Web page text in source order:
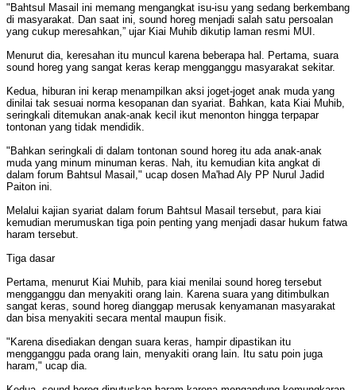
"Bahtsul Masail ini memang mengangkat isu-isu yang sedang berkembang
di masyarakat. Dan saat ini, sound horeg menjadi salah satu persoalan
yang cukup meresahkan,” ujar Kiai Muhib dikutip laman resmi MUI.
Menurut dia, keresahan itu muncul karena beberapa hal. Pertama, suara
sound horeg yang sangat keras kerap mengganggu masyarakat sekitar.
Kedua, hiburan ini kerap menampilkan aksi joget-joget anak muda yang
dinilai tak sesuai norma kesopanan dan syariat. Bahkan, kata Kiai Muhib,
seringkali ditemukan anak-anak kecil ikut menonton hingga terpapar
tontonan yang tidak mendidik.
"Bahkan seringkali di dalam tontonan sound horeg itu ada anak-anak
muda yang minum minuman keras. Nah, itu kemudian kita angkat di
dalam forum Bahtsul Masail," ucap dosen Ma'had Aly PP Nurul Jadid
Paiton ini.
Melalui kajian syariat dalam forum Bahtsul Masail tersebut, para kiai
kemudian merumuskan tiga poin penting yang menjadi dasar hukum fatwa
haram tersebut.
Tiga dasar
Pertama, menurut Kiai Muhib, para kiai menilai sound horeg tersebut
mengganggu dan menyakiti orang lain. Karena suara yang ditimbulkan
sangat keras, sound horeg dianggap merusak kenyamanan masyarakat
dan bisa menyakiti secara mental maupun fisik.
"Karena disediakan dengan suara keras, hampir dipastikan itu
mengganggu pada orang lain, menyakiti orang lain. Itu satu poin juga
haram," ucap dia.